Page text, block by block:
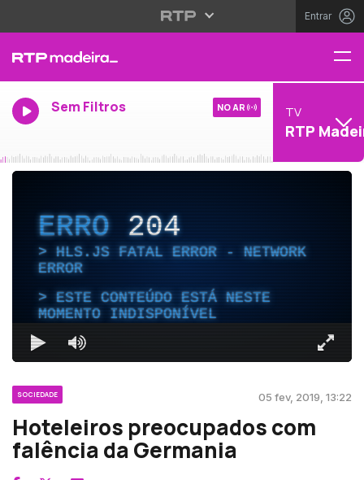
Entrar
Sem Filtros NO AR TV
RTP
ERRO204
HLS.JS FATAL ERROR - NETWORK
ERROR
ESTE CONTEÚDO ESTÁ NESTE
MOMENTO INDISPONÍVEL
SOCIEDADE 05 fev, 2019, 13:22
Hoteleiros preocupados com
falência da Germania